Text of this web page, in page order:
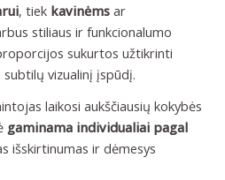
, tiek kavinėms ar
stiliaus ir funkcionalumo
sukurtos užtikrinti
vizualinį įspūdį.
laikosi aukščiausių kokybės
gaminama individualiai pagal
išskirtinumas ir dėmesys